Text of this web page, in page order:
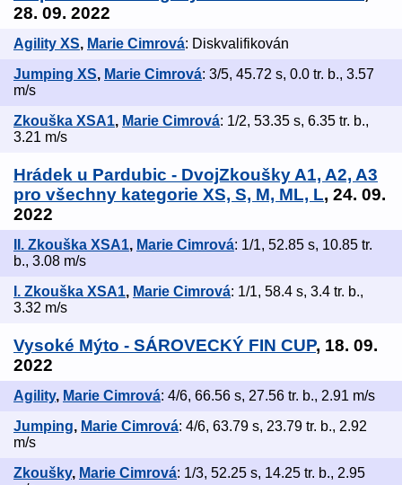
28. 09. 2022
Agility XS, Marie Cimrová: Diskvalifikován
Jumping XS, Marie Cimrová: 3/5, 45.72 s, 0.0 tr. b., 3.57
m/s
Zkouška XSA1, Marie Cimrová: 1/2, 53.35 s, 6.35 tr. b.,
3.21 m/s
Hrádek u Pardubic - DvojZkoušky A1, A2, A3
pro všechny kategorie XS, S, M, ML, L, 24. 09.
2022
II. Zkouška XSA1, Marie Cimrová: 1/1, 52.85 s, 10.85 tr.
b., 3.08 m/s
I. Zkouška XSA1, Marie Cimrová: 1/1, 58.4 s, 3.4 tr. b.,
3.32 m/s
Vysoké Mýto - SÁROVECKÝ FIN CUP, 18. 09.
2022
Agility, Marie Cimrová: 4/6, 66.56 s, 27.56 tr. b., 2.91 m/s
Jumping, Marie Cimrová: 4/6, 63.79 s, 23.79 tr. b., 2.92
m/s
Zkoušky, Marie Cimrová: 1/3, 52.25 s, 14.25 tr. b., 2.95